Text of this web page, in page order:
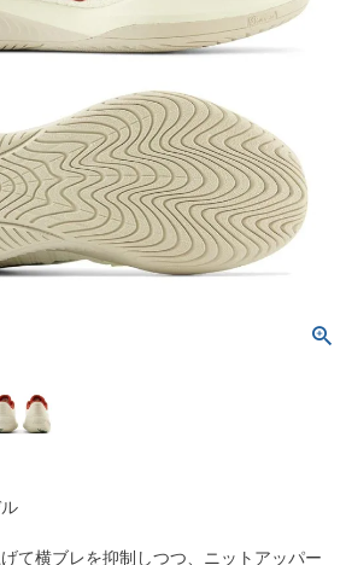
て横ブレを抑制しつつ、ニットアッパー